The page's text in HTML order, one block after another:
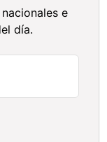
e
día.